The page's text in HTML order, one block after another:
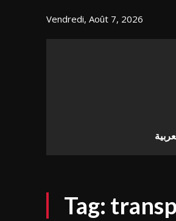
Vendredi, Août 7, 2026
Tag: